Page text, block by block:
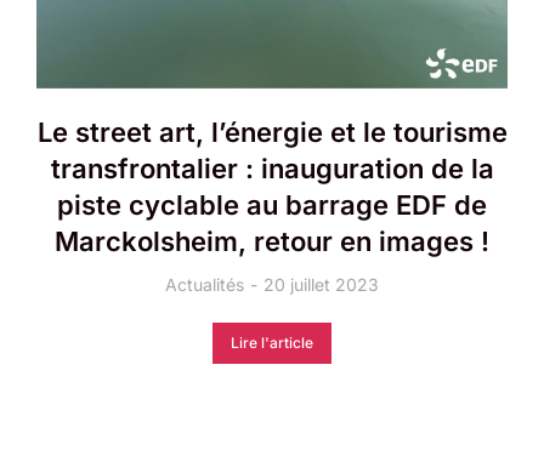
Le street art, l’énergie et le tourisme
transfrontalier : inauguration de la
piste cyclable au barrage EDF de
Marckolsheim, retour en images !
Actualités 20 juillet 2023
Lire l'article